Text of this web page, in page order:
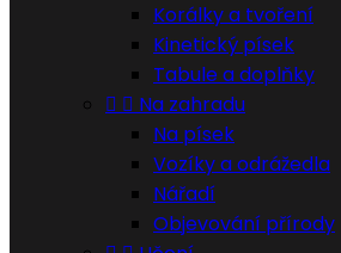
Korálky a tvoření
Kinetický písek
Tabule a doplňky
  Na zahradu
Na písek
Vozíky a odrážedla
Nářadí
Objevování přírody